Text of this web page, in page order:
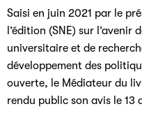
Saisi en juin 2021 par le
l’édition (SNE) sur l’avenir
universitaire et de
développement des
ouverte, le Médiateur du
rendu public son avis le 13